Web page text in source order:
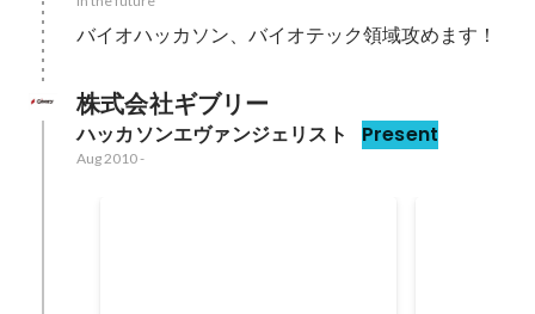
バイオハッカソン、バイオテック領域攻めます！
株式会社ギブリー
ハッカソンエヴァンジェリスト Present
Aug 2010-